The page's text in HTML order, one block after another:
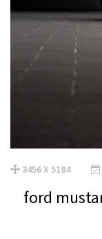
3456 X 5184
ford